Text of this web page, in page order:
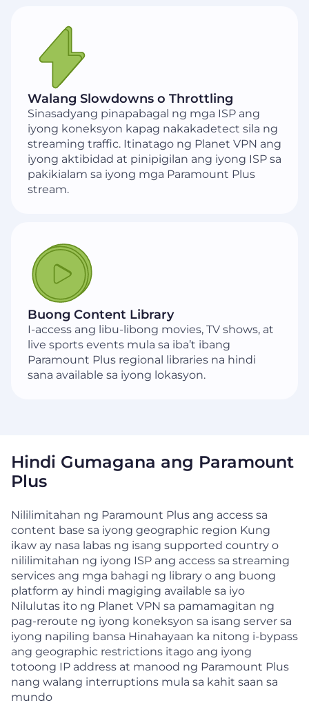
Walang Slowdowns o Throttling
Sinasadyang pinapabagal ng mga ISP ang
iyong koneksyon kapag nakakadetect sila ng
streaming traffic. Itinatago ng Planet VPN ang
iyong aktibidad at pinipigilan ang iyong ISP sa
pakikialam sa iyong mga Paramount Plus
stream.
Buong Content Library
I-access ang libu-libong movies, TV shows, at
live sports events mula sa iba’t ibang
Paramount Plus regional libraries na hindi
sana available sa iyong lokasyon.
Hindi Gumagana ang Paramount
Plus
Nililimitahan ng Paramount Plus ang access sa
content base sa iyong geographic region Kung
ikaw ay nasa labas ng isang supported country o
nililimitahan ng iyong ISP ang access sa streaming
services ang mga bahagi ng library o ang buong
platform ay hindi magiging available sa iyo
Nilulutas ito ng Planet VPN sa pamamagitan ng
pag-reroute ng iyong koneksyon sa isang server sa
iyong napiling bansa Hinahayaan ka nitong i-bypass
ang geographic restrictions itago ang iyong
totoong IP address at manood ng Paramount Plus
nang walang interruptions mula sa kahit saan sa
mundo